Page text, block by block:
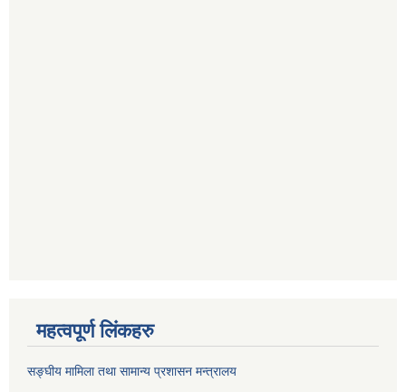
महत्वपूर्ण लिंकहरु
सङ्घीय मामिला तथा सामान्य प्रशासन मन्त्रालय